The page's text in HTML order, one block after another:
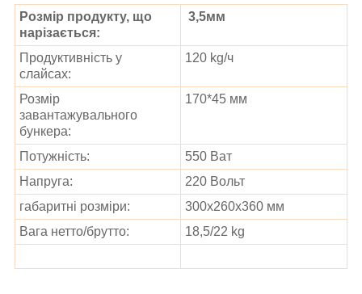
Розмір продукту, що
нарізається:
3,5мм
Продуктивність у
слайсах:
120 kg/ч
Розмір
завантажувального
бункера:
170*45 мм
Потужність:
550 Ват
Напруга:
220 Вольт
габаритні розміри:
300х260х360 мм
Вага нетто/брутто:
18,5/22 kg